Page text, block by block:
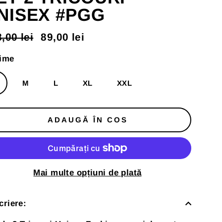
#PGG
lei 89,00 lei
M L XL XXL
ADAUGĂ ÎN COS
Mai multe opțiuni de plată